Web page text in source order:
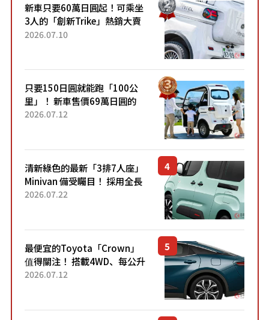
新車只要60萬日圓起！可乘坐
3人的「創新Trike」熱銷大賣
成為人氣車款！「養車成本真
2026.07.10
只要150日圓就能跑「100公
里」！ 新車售價69萬日圓的
「3人座」Trike大受歡迎！ 順
2026.07.12
清新綠色的最新「3排7人座」
Minivan 備受矚目！ 採用全長
4.7公尺剛剛好的車身尺寸與
2026.07.22
最便宜的Toyota「Crown」
值得關注！ 搭載4WD、每公升
22.4公里低油耗表現超亮眼！
2026.07.12